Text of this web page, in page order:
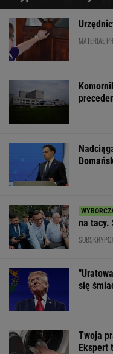
MATERIAŁ
na tacy.
się
Twoja
Ekspert